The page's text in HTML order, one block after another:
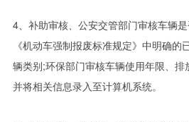
4、补助审核、公安交管部门审核车辆
《机动车强制报废标准规定》中明确
辆类别;环保部门审核车辆使用年限、
并将相关信息录入至计算机系统。